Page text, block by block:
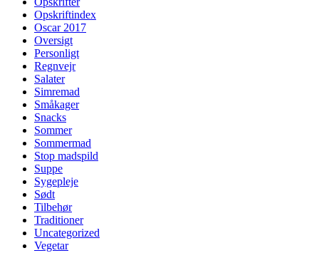
Opskriftindex
Oscar 2017
Oversigt
Personligt
Regnvejr
Salater
Simremad
Småkager
Snacks
Sommer
Sommermad
Stop madspild
Suppe
Sygepleje
Sødt
Tilbehør
Traditioner
Uncategorized
Vegetar